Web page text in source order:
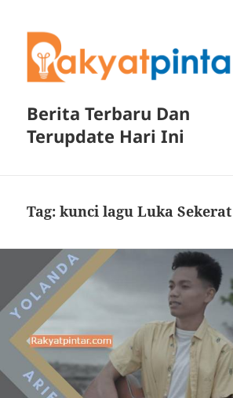
Berita Terbaru Dan
Terupdate Hari Ini
Tag:kunci lagu Luka Sekerat